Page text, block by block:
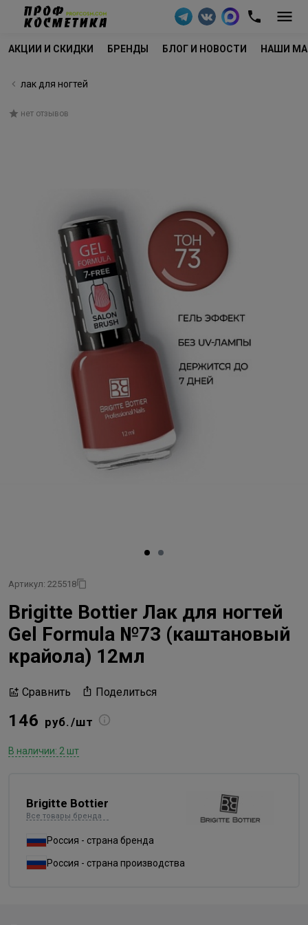
АКЦИИ И СКИДКИ БРЕНДЫ БЛОГ И НОВОСТИ НАШИ
лак для ногтей
нет отзывов
Артикул: 225518
Brigitte Bottier Лак для ногтей
Gel Formula №73 (каштановый
крайола) 12мл
Сравнить Поделиться
146 руб./шт
В наличии: 2 шт
Brigitte Bottier
Все товары бренда
Россия - страна бренда
Россия - страна производства